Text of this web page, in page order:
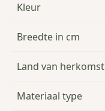
Kleur
Breedte in cm
Land van herkomst
Materiaal type